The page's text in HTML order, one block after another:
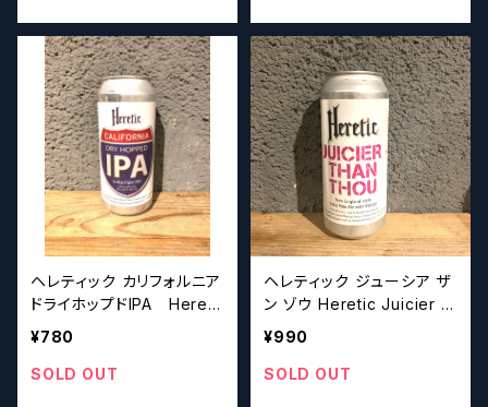
ヘレティック カリフォルニア
ドライホップドIPA Hereti
c California Dry Hoppe
ーズ】
¥780
SOLD OUT
ヘレティック ジューシア ザ
ン ゾウ Heretic Juicier T
han Thou【クラフトビール
¥990
SOLD OUT